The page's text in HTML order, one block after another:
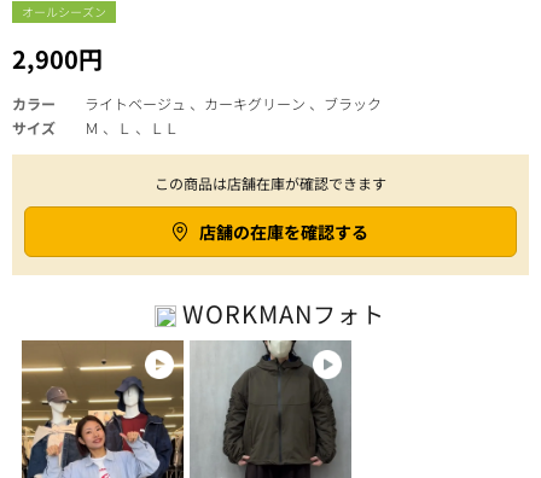
オールシーズン
2,900円
カラー
ライトベージュ 、カーキグリーン 、ブラック
サイズ
Ｍ 、Ｌ 、ＬＬ
この商品は店舗在庫が確認できます
店舗の在庫を確認する
WORKMANフォト